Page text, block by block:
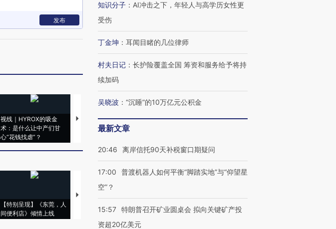
发布
视线｜HYROX的吸金
术：是什么让中产们甘
心“花钱找虐”？
马航飞行员跨国走私7万
粒摇头丸 尿检体内含3种
视线｜被称为“蟑螂”的印
视线｜“入侵”还是“人道危
【特别呈现】《东莞，人
间便利店》倾情上线
【推广】走进第四届链博
会，让数智科技“链”接产
【特别呈现】寻找100种
有意思的生活方式·第三对
CFO：不靠规模取胜，华
住三大增长引擎是什么？
知识分子 ： AI冲击之下，年轻人与高学历女性更
受伤
丁金坤 ： 耳闻目睹的几位律师
村夫日记 ： 长护险覆盖全国 筹资和服务给予将持
续加码
吴晓波 ： “沉睡”的10万亿元公积金
最新文章
20:46 离岸信托90天补税窗口期疑问
17:00
普渡机器人如何平衡“脚踏实地”与“仰望星
空”？
15:57 特朗普召开矿业圆桌会 拟向关键矿产投
资超20亿美元